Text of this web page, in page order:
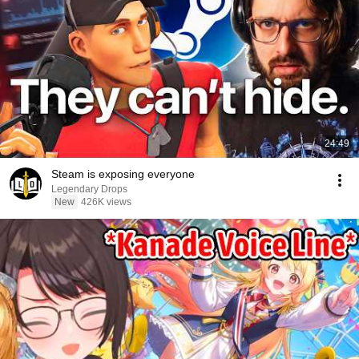
24:49
Steam is exposing everyone
Legendary Drops
New 426K views